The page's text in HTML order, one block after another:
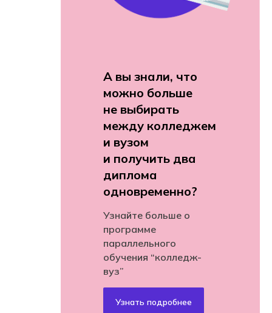
А вы знали, что
можно больше
не выбирать
между колледжем
и вузом
и получить два
диплома
одновременно?
Узнайте больше о
программе
параллельного
обучения “колледж-
вуз”
Узнать подробнее